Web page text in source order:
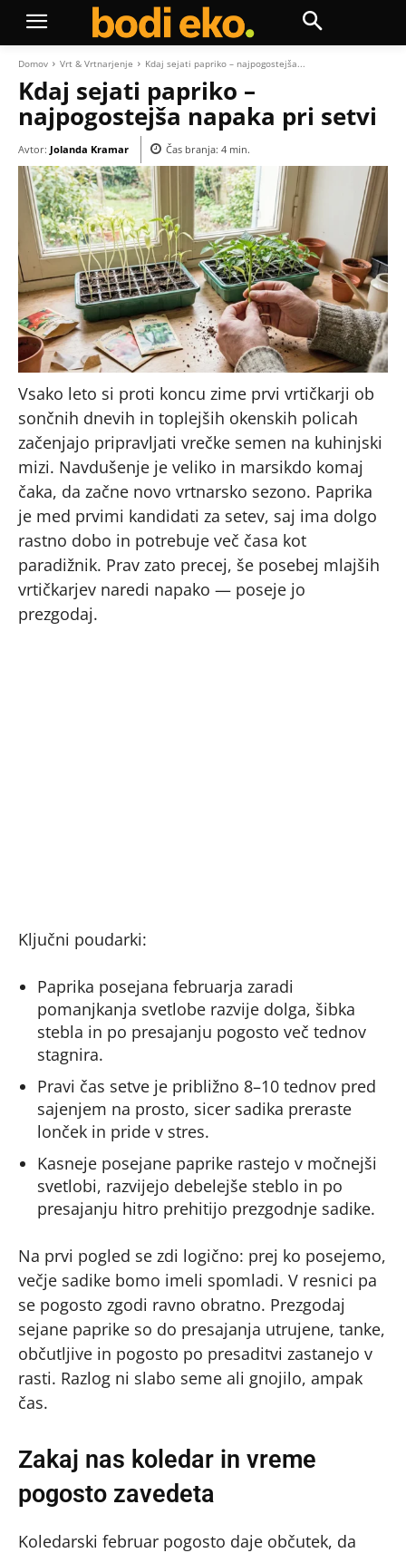
Domov Vrt & Vrtnarjenje Kdaj sejati papriko – najpogostejša...
Kdaj sejati papriko –
najpogostejša napaka pri setvi
Avtor: Jolanda Kramar Čas branja: 4 min.
Vsako leto si proti koncu zime prvi vrtičkarji ob
sončnih dnevih in toplejših okenskih policah
začenjajo pripravljati vrečke semen na kuhinjski
mizi. Navdušenje je veliko in marsikdo komaj
čaka, da začne novo vrtnarsko sezono. Paprika
je med prvimi kandidati za setev, saj ima dolgo
rastno dobo in potrebuje več časa kot
paradižnik. Prav zato precej, še posebej mlajših
vrtičkarjev naredi napako — poseje jo
prezgodaj.
Ključni poudarki:
Paprika posejana februarja zaradi
pomanjkanja svetlobe razvije dolga, šibka
stebla in po presajanju pogosto več tednov
stagnira.
Pravi čas setve je približno 8–10 tednov pred
sajenjem na prosto, sicer sadika preraste
lonček in pride v stres.
Kasneje posejane paprike rastejo v močnejši
svetlobi, razvijejo debelejše steblo in po
presajanju hitro prehitijo prezgodnje sadike.
Na prvi pogled se zdi logično: prej ko posejemo,
večje sadike bomo imeli spomladi. V resnici pa
se pogosto zgodi ravno obratno. Prezgodaj
sejane paprike so do presajanja utrujene, tanke,
občutljive in pogosto po presaditvi zastanejo v
rasti. Razlog ni slabo seme ali gnojilo, ampak
čas.
Zakaj nas koledar in vreme
pogosto zavedeta
Koledarski februar pogosto daje občutek, da